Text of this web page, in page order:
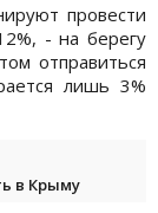
провести
- на берегу
отправиться
лишь 3%
в Крыму